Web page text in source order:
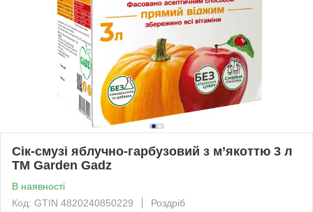
Сік-смузі яблучно-гарбузовий з м’якоттю 3 л
ТМ Garden Gadz
В наявності
Код: GTIN 4820240850229
Роздріб